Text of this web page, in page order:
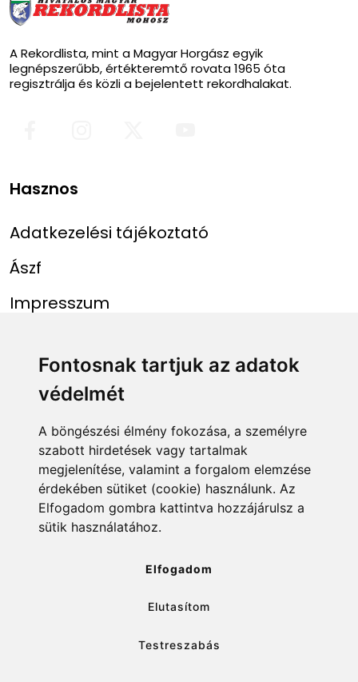
Fontosnak tartjuk az adatok
védelmét
A böngészési élmény fokozása, a személyre
szabott hirdetések vagy tartalmak
megjelenítése, valamint a forgalom elemzése
érdekében sütiket (cookie) használunk. Az
Elfogadom gombra kattintva hozzájárulsz a
sütik használatához.
Elfogadom
Elutasítom
Testreszabás
A Rekordlista, mint a Magyar Horgász egyik
legnépszerűbb, értékteremtő rovata 1965 óta
regisztrálja és közli a bejelentett rekordhalakat.
Hasznos
Adatkezelési tájékoztató
Ászf
Impresszum
Menü
Főoldal
Rekordlista
Abszolút rekordlista
Rekord bejelentése
Linkek
mohosz.hu
horgaszjegy.hu